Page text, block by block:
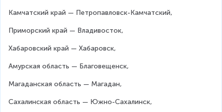
Камчатский край — Петропавловск-Камчатский,
Приморский край — Владивосток,
Хабаровский край — Хабаровск,
Амурская область — Благовещенск,
Магаданская область — Магадан,
Сахалинская область — Южно-Сахалинск,